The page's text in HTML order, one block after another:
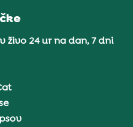
živo 24 ur na dan, 7 dni